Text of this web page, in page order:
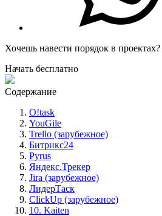
Хочешь навести порядок в проектах?
Начать бесплатно
Содержание
O!task
YouGile
Trello (зарубежное)
Битрикс24
Pyrus
Яндекс.Трекер
Jira (зарубежное)
ЛидерТаск
ClickUp (зарубежное)
10. Kaiten